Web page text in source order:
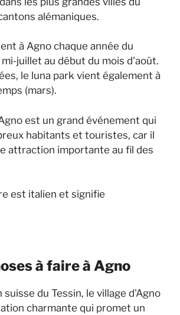
alémaniques.
à Agno chaque année du
juillet au début du mois d'août.
le luna park vient également à
(mars).
est un grand événement qui
habitants et touristes, car il
attraction importante au fil des
est italien et signifie
à faire à Agno
suisse du Tessin, le village d'Agno
charmante qui promet un